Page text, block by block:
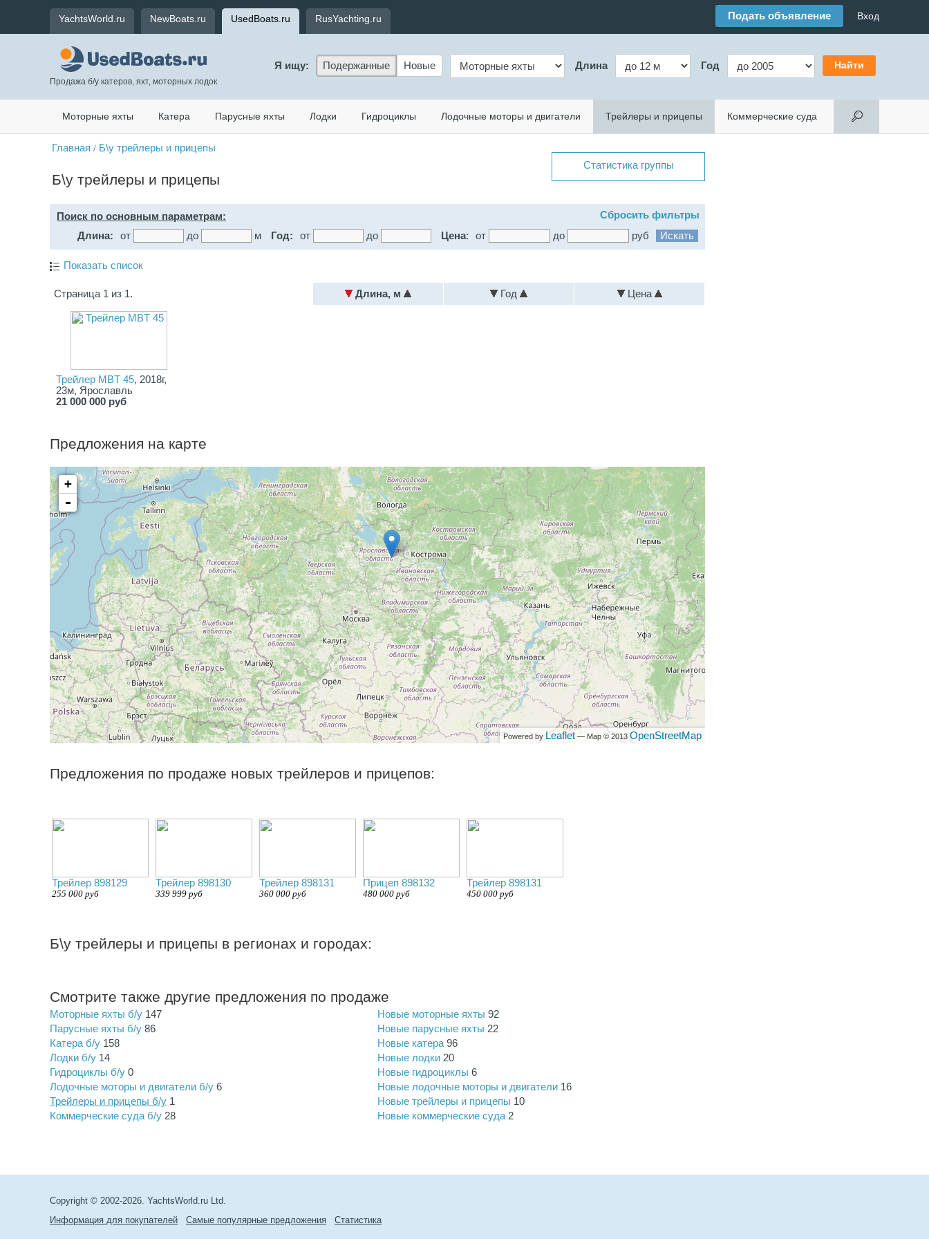
YachtsWorld.ru NewBoats.ru UsedBoats.ru RusYachting.ru Подать объявление Вход
Продажа б/у катеров, яхт, моторных лодок
Я ищу: Подержанные Новые Длина Год
Моторные яхты Катера Парусные яхты Лодки Гидроциклы Лодочные моторы и двигатели Трейлеры и прицепы Коммерческие суда
Главная / Б\у трейлеры и прицепы
Б\у трейлеры и прицепы
Статистика группы
Поиск по основным параметрам:
Длина:
от до м Год: от до Цена: от до руб
Сбросить фильтры
Показать список
Страница 1 из 1. Длина, м Год Цена
Трейлер MBT 45, 2018г,
23м, Ярославль
21 000 000 руб
Предложения на карте
+
-
Powered by Leaflet — Map © 2013 OpenStreetMap
Предложения по продаже новых трейлеров и прицепов:
Трейлер 898129
255 000 руб
Трейлер 898130
339 999 руб
Трейлер 898131
360 000 руб
Прицеп 898132
480 000 руб
Трейлер 898131
450 000 руб
Б\у трейлеры и прицепы в регионах и городах:
Смотрите также другие предложения по продаже
Моторные яхты б/у 147
Парусные яхты б/у 86
Катера б/у 158
Лодки б/у 14
Гидроциклы б/у 0
Лодочные моторы и двигатели б/у 6
Трейлеры и прицепы б/у 1
Коммерческие суда б/у 28
Новые моторные яхты 92
Новые парусные яхты 22
Новые катера 96
Новые лодки 20
Новые гидроциклы 6
Новые лодочные моторы и двигатели 16
Новые трейлеры и прицепы 10
Новые коммерческие суда 2
Copyright © 2002-2026. YachtsWorld.ru Ltd.
Информация для покупателей
Самые популярные предложения Cтатиcтика